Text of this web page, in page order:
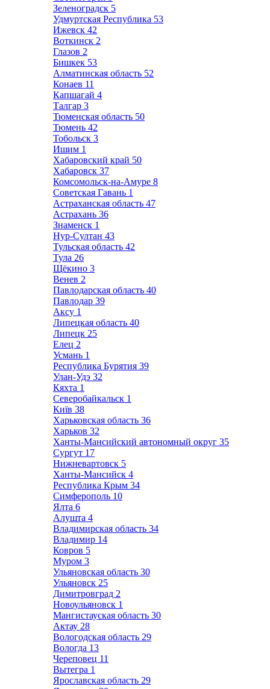
Зеленоградск 5
Удмуртская Республика 53
Ижевск 42
Воткинск 2
Глазов 2
Бишкек 53
Алматинская область 52
Конаев 11
Капшагай 4
Талгар 3
Тюменская область 50
Тюмень 42
Тобольск 3
Ишим 1
Хабаровский край 50
Хабаровск 37
Комсомольск-на-Амуре 8
Советская Гавань 1
Астраханская область 47
Астрахань 36
Знаменск 1
Нур-Султан 43
Тульская область 42
Тула 26
Щёкино 3
Венев 2
Павлодарская область 40
Павлодар 39
Аксу 1
Липецкая область 40
Липецк 25
Елец 2
Усмань 1
Республика Бурятия 39
Улан-Удэ 32
Кяхта 1
Северобайкальск 1
Київ 38
Харьковская область 36
Харьков 32
Ханты-Мансийский автономный округ 35
Сургут 17
Нижневартовск 5
Ханты-Мансийск 4
Республика Крым 34
Симферополь 10
Ялта 6
Алушта 4
Владимирская область 34
Владимир 14
Ковров 5
Муром 3
Ульяновская область 30
Ульяновск 25
Димитровград 2
Новоульяновск 1
Мангистауская область 30
Актау 28
Вологодская область 29
Вологда 13
Череповец 11
Вытегра 1
Ярославская область 29